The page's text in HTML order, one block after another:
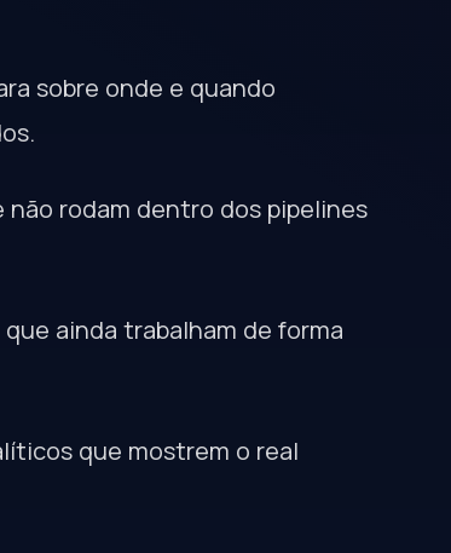
sobre onde e quando
rodam dentro dos pipelines
ainda trabalham de forma
que mostrem o real